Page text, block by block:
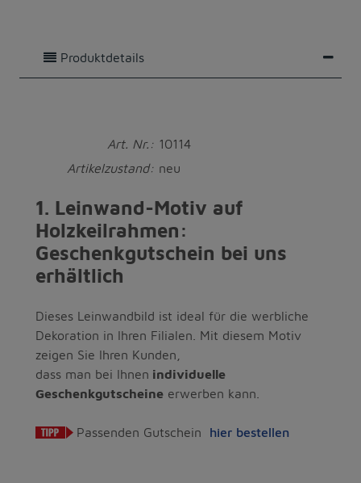
Produktdetails
Art. Nr.: 10114
Artikelzustand: neu
1. Leinwand-Motiv auf
Holzkeilrahmen:
Geschenkgutschein bei uns
erhältlich
Dieses Leinwandbild ist ideal für die werbliche
Dekoration in Ihren Filialen. Mit diesem Motiv
zeigen Sie Ihren Kunden,
dass man bei Ihnen individuelle
Geschenkgutscheine erwerben kann.
Passenden Gutschein hier bestellen